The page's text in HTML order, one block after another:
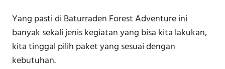
Yang pasti di Baturraden Forest Adventure ini
banyak sekali jenis kegiatan yang bisa kita lakukan,
kita tinggal pilih paket yang sesuai dengan
kebutuhan.